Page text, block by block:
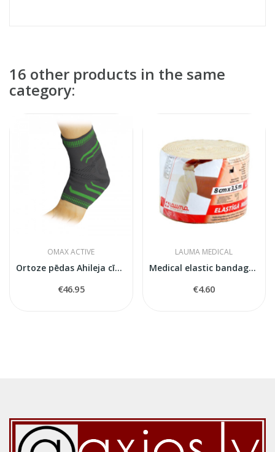
16 other products in the same
category:
OMAX ACTIVE
Ortoze pēdas Ahileja cīpslas atslogošanai Omax...
€46.95
LAUMA MEDICAL
Medical elastic bandage model 6
€4.60